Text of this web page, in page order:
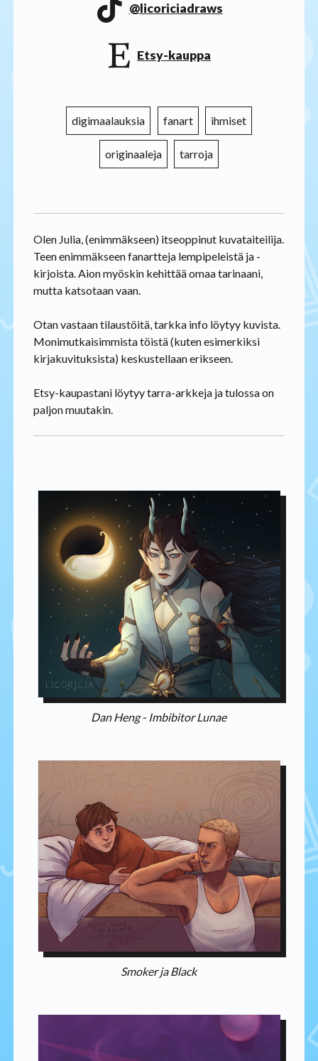
@licoriciadraws
Etsy-kauppa
digimaalauksia fanart ihmiset
originaaleja tarroja
Olen Julia, (enimmäkseen) itseoppinut kuvataiteilija.
Teen enimmäkseen fanartteja lempipeleistä ja -
kirjoista. Aion myöskin kehittää omaa tarinaani,
mutta katsotaan vaan.
Otan vastaan tilaustöitä, tarkka info löytyy kuvista.
Monimutkaisimmista töistä (kuten esimerkiksi
kirjakuvituksista) keskustellaan erikseen.
Etsy-kaupastani löytyy tarra-arkkeja ja tulossa on
paljon muutakin.
Dan Heng - Imbibitor Lunae
Smoker ja Black